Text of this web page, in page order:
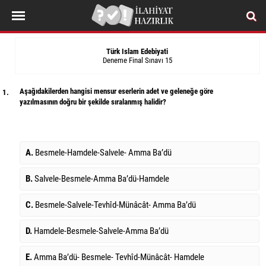
Türk Islam Edebiyati
Deneme Final Sınavı 15
1.
Aşağıdakilerden hangisi mensur eserlerin adet ve geleneğe göre
yazılmasının doğru bir şekilde sıralanmış halidir?
A. Besmele-Hamdele-Salvele- Amma Ba’dü
B.Salvele-Besmele-Amma Ba’dü-Hamdele
C. Besmele-Salvele-Tevhîd-Münâcât- Amma Ba’dü
D. Hamdele-Besmele-Salvele-Amma Ba’dü
E.Amma Ba’dü- Besmele- Tevhîd-Münâcât- Hamdele